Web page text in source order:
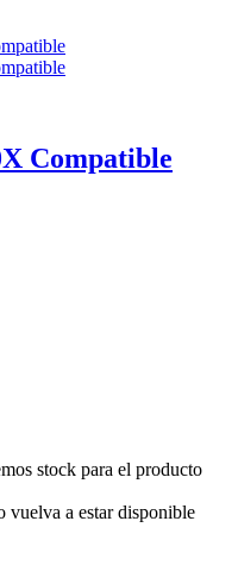
Compatible
stock para el producto
vuelva a estar disponible